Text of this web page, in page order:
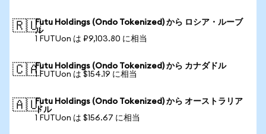
🇷🇺Futu Holdings (Ondo Tokenized) から ロシア・ルーブ
ル
1 FUTUon は ₽9,103.80 に相当
🇨🇦Futu Holdings (Ondo Tokenized) から カナダドル
1 FUTUon は $154.19 に相当
🇦🇺Futu Holdings (Ondo Tokenized) から オーストラリア
ドル
1 FUTUon は $156.67 に相当